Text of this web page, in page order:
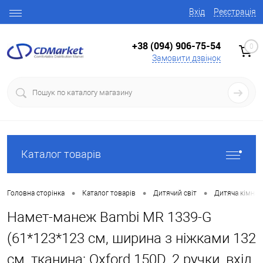
Вхід Реєстрація
+38 (094) 906-75-54
Замовити дзвінок
0
Каталог товарів
Головна сторінка • Каталог товарів • Дитячий світ • Дитяча
Намет-манеж Bambi MR 1339-G
(61*123*123 см, ширина з ніжками 132
см, тканина: Oxford 150D, 2 ручки, вхід